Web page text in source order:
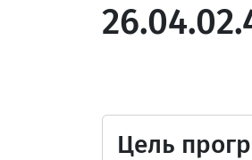
Цель